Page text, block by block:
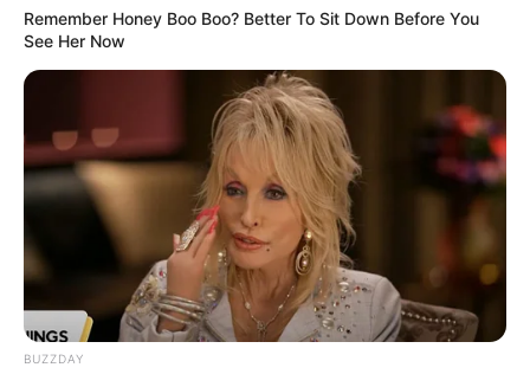
Remember Honey Boo Boo? Better To Sit Down Before You
See Her Now
BUZZDAY